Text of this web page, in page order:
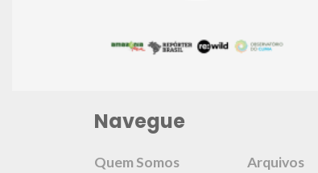
Navegue
Quem Somos
Arquivos